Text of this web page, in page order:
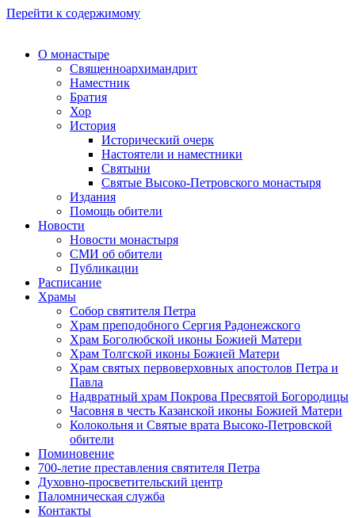
Перейти к содержимому
О монастыре
Священноархимандрит
Наместник
Братия
Хор
История
Исторический очерк
Настоятели и наместники
Святыни
Святые Высоко-Петровского монастыря
Издания
Помощь обители
Новости
Новости монастыря
СМИ об обители
Публикации
Расписание
Храмы
Собор святителя Петра
Храм преподобного Сергия Радонежского
Храм Боголюбской иконы Божией Матери
Храм Толгской иконы Божией Матери
Храм святых первоверховных апостолов Петра и
Павла
Надвратный храм Покрова Пресвятой Богородицы
Часовня в честь Казанской иконы Божией Матери
Колокольня и Святые врата Высоко-Петровской
обители
Поминовение
700-летие преставления святителя Петра
Духовно-просветительский центр
Паломническая служба
Контакты